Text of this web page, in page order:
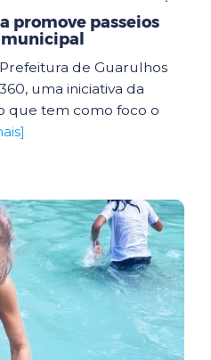
promove passeios
municipal
de Guarulhos
uma iniciativa da
que tem como foco o